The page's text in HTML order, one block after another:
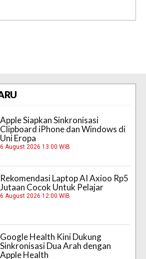
Apple Siapkan Sinkronisasi
Clipboard iPhone dan Windows di
Uni Eropa
6 August 2026 13:00 WIB
Rekomendasi Laptop AI Axioo Rp5
Jutaan Cocok Untuk Pelajar
6 August 2026 12:00 WIB
Google Health Kini Dukung
Sinkronisasi Dua Arah dengan
Apple Health